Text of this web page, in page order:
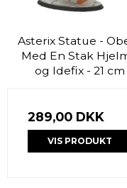
Asterix Statue -
Med En Stak
og Idefix - 21 cm
289,00 DKK
VIS PRODUKT